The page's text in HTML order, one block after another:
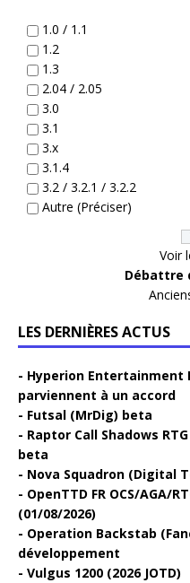
1.0 / 1.1
1.2
1.3
2.04 / 2.05
3.0
3.1
3.x
3.1.4
3.2 / 3.2.1 / 3.2.2
Autre (Préciser)
Voir
Débattre
LES DERNIÈRES ACTUS
Hyperion Entertainment
parviennent à un accord
Futsal (MrDig) beta
Raptor Call Shadows
beta
Nova Squadron (Digital
OpenTTD FR OCS/AGA/
(01/08/2026)
Operation Backstab
développement
Vulgus 1200 (2026 JOTD)